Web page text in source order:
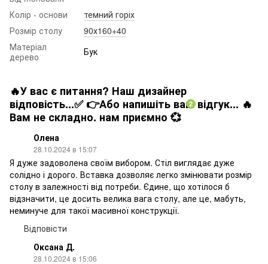
Колір - основи
темний горіх
Розмір столу
90х160+40
Матеріал
дерево
Бук
🔥У вас є питання? Наш дизайнер
відповість...✅ 👉Або напишіть ваш відгук... 🔥
Вам не складно. нам приємно 💞
2
Олена
28.10.2024 в 15:07
Я дуже задоволена своїм вибором. Стіл виглядає дуже
солідно і дорого. Вставка дозволяє легко змінювати розмір
столу в залежності від потреби. Єдине, що хотілося б
відзначити, це досить велика вага столу, але це, мабуть,
неминуче для такої масивної конструкції.
Відповісти
Оксана Д.
28.10.2024 в 15:06